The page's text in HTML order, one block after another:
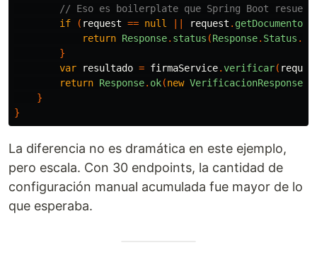
// Eso es boilerplate que Spring Boot
if
( request == null request . getDocumento
return Response. status (Response. Status .
}
var
resultado = firmaService.verificar(
return Response. ok(new VerificacionResponse
}
}
La diferencia no es dramática en este ejemplo,
pero escala. Con 30 endpoints, la cantidad de
configuración manual acumulada fue mayor de lo
que esperaba.